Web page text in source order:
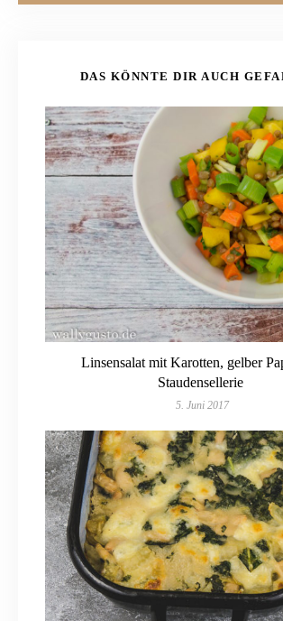
DAS KÖNNTE DIR AUCH
Linsensalat mit Karotten, gelber
Staudensellerie
5. Juni 2017